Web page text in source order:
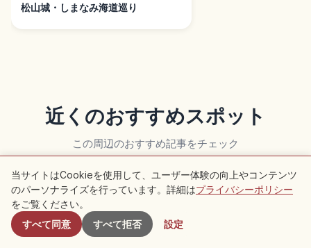
松山城・しまなみ海道巡り
近くのおすすめスポット
この周辺のおすすめ記事をチェック
生活 生活 付近のスポット
生活を知る 愛媛県を探索する
当サイトはCookieを使用して、ユーザー体験の向上やコンテンツ
のパーソナライズを行っています。詳細はプライバシーポリシー
をご覧ください。
すべて同意
すべて拒否 設定